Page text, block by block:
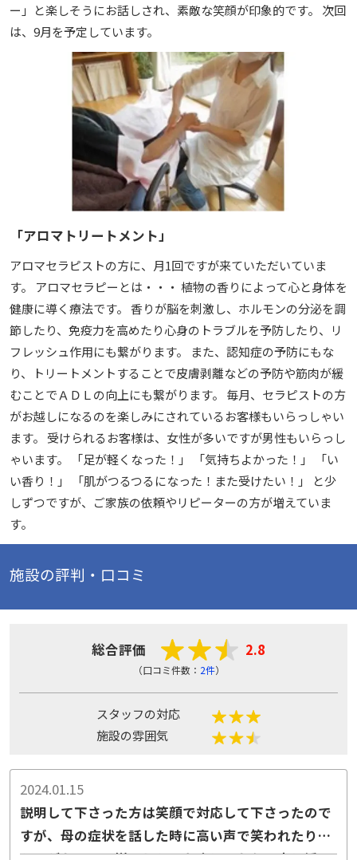
ー」と楽しそうにお話しされ、素敵な笑顔が印象的です。 次回
は、9月を予定しています。
「アロマトリートメント」
アロマセラピストの方に、月1回ですが来ていただいていま
す。 アロマセラピーとは・・・ 植物の香りによって心と身体を
健康に導く療法です。 香りが脳を刺激し、ホルモンの分泌を調
節したり、免疫力を高めたり心身のトラブルを予防したり、リ
フレッシュ作用にも繋がります。 また、認知症の予防にもな
り、トリートメントすることで皮膚剥離などの予防や筋肉が緩
むことでＡＤＬの向上にも繋がります。 毎月、セラピストの方
がお越しになるのを楽しみにされているお客様もいらっしゃい
ます。 受けられるお客様は、女性が多いですが男性もいらっし
ゃいます。 「足が軽くなった！」 「気持ちよかった！」 「い
い香り！」 「肌がつるつるになった！また受けたい！」 と少
しずつですが、ご家族の依頼やリピーターの方が増えていま
す。
施設の評判・口コミ
総合評価 2.8
（口コミ件数： 2件）
スタッフの対応
施設の雰囲気
2024.01.15
説明して下さった方は笑顔で対応して下さったので
すが、母の症状を話した時に高い声で笑われたりし